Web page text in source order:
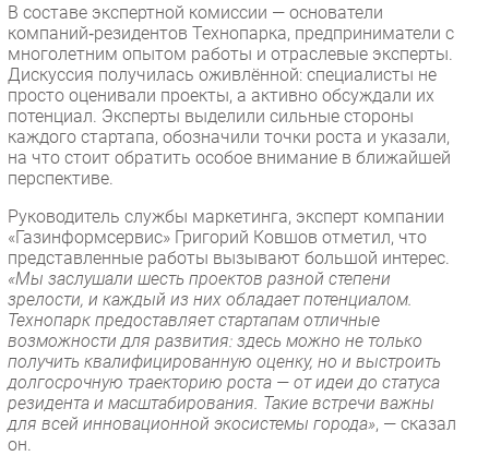
В составе экспертной комиссии — основатели
компаний‑резидентов Технопарка, предприниматели с
многолетним опытом работы и отраслевые эксперты.
Дискуссия получилась оживлённой: специалисты не
просто оценивали проекты, а активно обсуждали их
потенциал. Эксперты выделили сильные стороны
каждого стартапа, обозначили точки роста и указали,
на что стоит обратить особое внимание в ближайшей
перспективе.
Руководитель службы маркетинга, эксперт компании
«Газинформсервис» Григорий Ковшов отметил, что
представленные работы вызывают большой интерес.
«Мы заслушали шесть проектов разной степени
зрелости, и каждый из них обладает потенциалом.
Технопарк предоставляет стартапам отличные
возможности для развития: здесь можно не только
получить квалифицированную оценку, но и выстроить
долгосрочную траекторию роста — от идеи до статуса
резидента и масштабирования. Такие встречи важны
для всей инновационной экосистемы города», — сказал
он.